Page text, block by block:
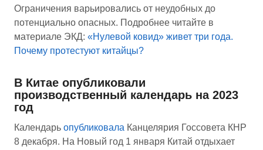
Ограничения варьировались от неудобных до
потенциально опасных. Подробнее читайте в
материале ЭКД: «Нулевой ковид» живет три года.
Почему протестуют китайцы?
В Китае опубликовали
производственный календарь на 2023
год
Календарь опубликовала Канцелярия Госсовета КНР
8 декабря. На Новый год 1 января Китай отдыхает